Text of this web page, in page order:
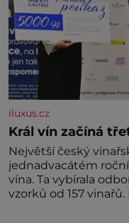
iluxus.cz
Král vín začíná
Největší český
jednadvacátém
vína. Ta vybírala